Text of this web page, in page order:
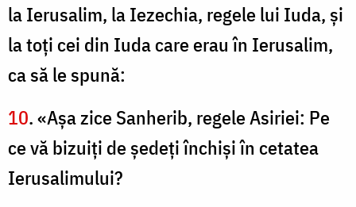
la Ierusalim, la Iezechia, regele lui Iuda, şi
la toţi cei din Iuda care erau în Ierusalim,
ca să le spună:
10. «Aşa zice Sanherib, regele Asiriei: Pe
ce vă bizuiţi de şedeţi închişi în cetatea
Ierusalimului?